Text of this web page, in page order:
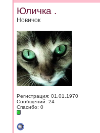
Юличка .
Новичок
Регистрация: 01.01.1970
Сообщений: 24
Спасибо: 0